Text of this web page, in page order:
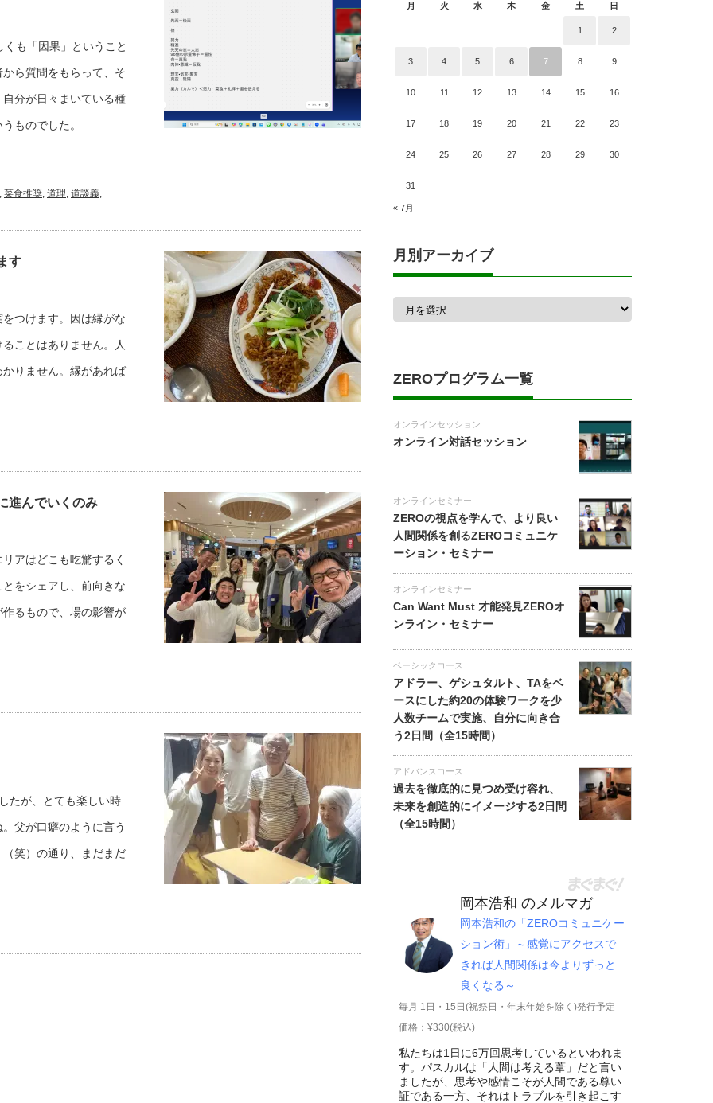
も「因果」ということ
ら質問をもらって、そ
分が日々まいている種
ものでした。
, 菜食推奨, 道理, 道談義,
す
つけます。因は縁がな
ことはありません。人
りません。縁があれば
進んでいくのみ
アはどこも吃驚するく
をシェアし、前向きな
るもので、場の影響が
たが、とても楽しい時
父が口癖のように言う
（笑）の通り、まだまだ
月 火 水 木 金 土 日
1 2
3 4 5 6 7 8 9
10 11 12 13 14 15 16
17 18 19 20 21 22 23
24 25 26 27 28 29 30
31
« 7月
月別アーカイブ
月
ブ
ZEROプログラム一覧
オンラインセッション
オンライン対話セッション
オンラインセミナー
ZEROの視点を学んで、より良い
人間関係を創るZEROコミュニケ
ーション・セミナー
オンラインセミナー
Can Want Must 才能発見ZEROオ
ンライン・セミナー
ベーシックコース
アドラー、ゲシュタルト、TAをベ
ースにした約20の体験ワークを少
人数チームで実施、自分に向き合
う2日間（全15時間）
アドバンスコース
過去を徹底的に見つめ受け容れ、
未来を創造的にイメージする2日間
（全15時間）
岡本浩和 のメルマガ
岡本浩和の「ZEROコミュニケー
ション術」～感覚にアクセスで
きれば人間関係は今よりずっと
良くなる～
毎月 1日・15日(祝祭日・年末年始を除く)発行予定
価格：¥330(税込)
私たちは1日に6万回思考しているといわれま
す。パスカルは「人間は考える葦」だと言い
ましたが、思考や感情こそが人間である尊い
証である一方、それはトラブルを引き起こす